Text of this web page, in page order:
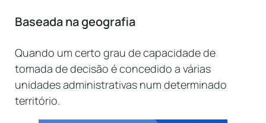
Baseada na geografia
Quando um certo grau de capacidade de
tomada de decisão é concedido a várias
unidades administrativas num determinado
território.